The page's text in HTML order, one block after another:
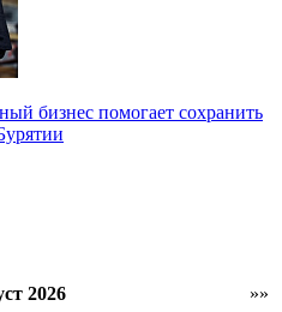
бизнес помогает сохранить
2026 »»